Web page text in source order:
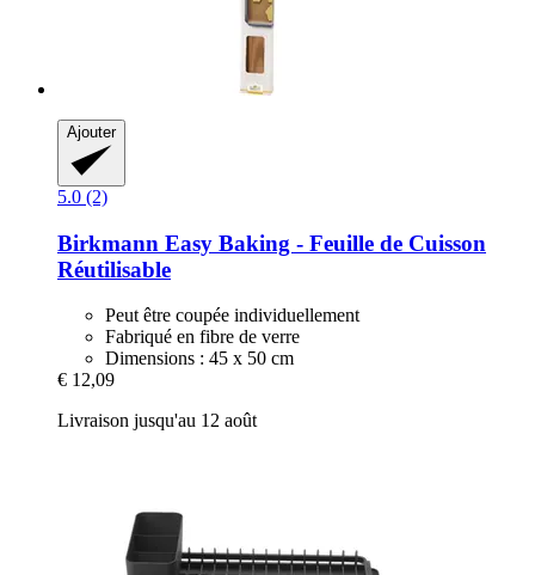
Ajouter
5.0 (2)
Birkmann Easy Baking -​ Feuille de Cuisson
Réutilisable
Peut être coupée individuellement
Fabriqué en fibre de verre
Dimensions : 45 x 50 cm
€ 12,09
Livraison jusqu'au 12 août